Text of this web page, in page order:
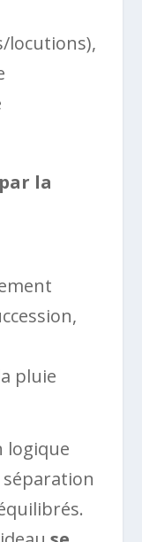
locutions),
la
pluie
logique